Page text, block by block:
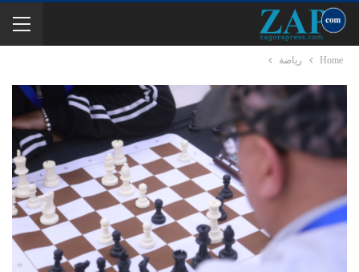
Home رياضة